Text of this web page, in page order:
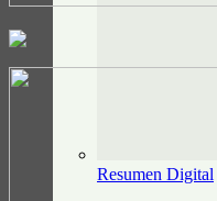
Resumen Digital